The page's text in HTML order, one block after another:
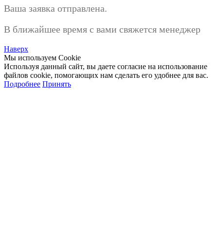
Ваша заявка отправлена.
В ближайшее время с вами свяжется менеджер
Наверх
Мы используем Cookie
Используя данный сайт, вы даете согласие на использование
файлов cookie, помогающих нам сделать его удобнее для вас.
Подробнее Принять